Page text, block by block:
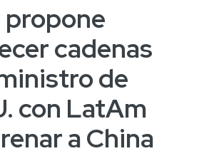
propone
cadenas
de
con LatAm
a China